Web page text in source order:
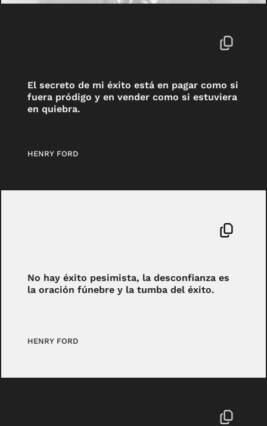
El secreto de mi éxito está en pagar como si
fuera pródigo y en vender como si estuviera
en quiebra.
HENRY FORD
No hay éxito pesimista, la desconfianza es
la oración fúnebre y la tumba del éxito.
HENRY FORD